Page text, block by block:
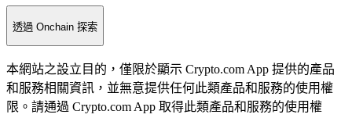
透過 Onchain 探索
本網站之設立目的，僅限於顯示 Crypto.com App 提供的產品
和服務相關資訊，並無意提供任何此類產品和服務的使用權
限。請通過 Crypto.com App 取得此類產品和服務的使用權